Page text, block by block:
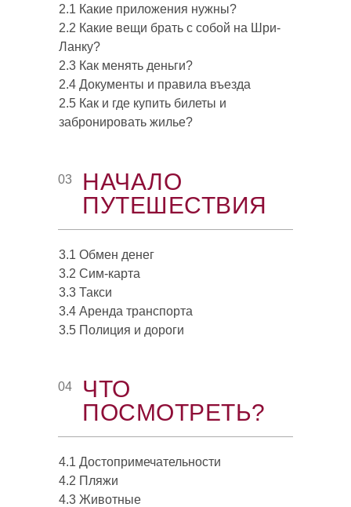
2.1 Какие приложения нужны?
2.2 Какие вещи брать с собой на Шри-
Ланку?
2.3 Как менять деньги?
2.4 Документы и правила въезда
2.5 Как и где купить билеты и
забронировать жилье?
НАЧАЛО
ПУТЕШЕСТВИЯ
3.1 Обмен денег
3.2 Сим-карта
3.3 Такси
3.4 Аренда транспорта
3.5 Полиция и дороги
03
ЧТО
ПОСМОТРЕТЬ?
4.1 Достопримечательности
4.2 Пляжи
4.3 Животные
04